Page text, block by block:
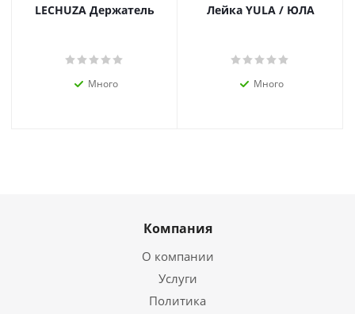
LECHUZA Держатель
Много
Лейка YULA / ЮЛА
Много
Компания
О компании
Услуги
Политика